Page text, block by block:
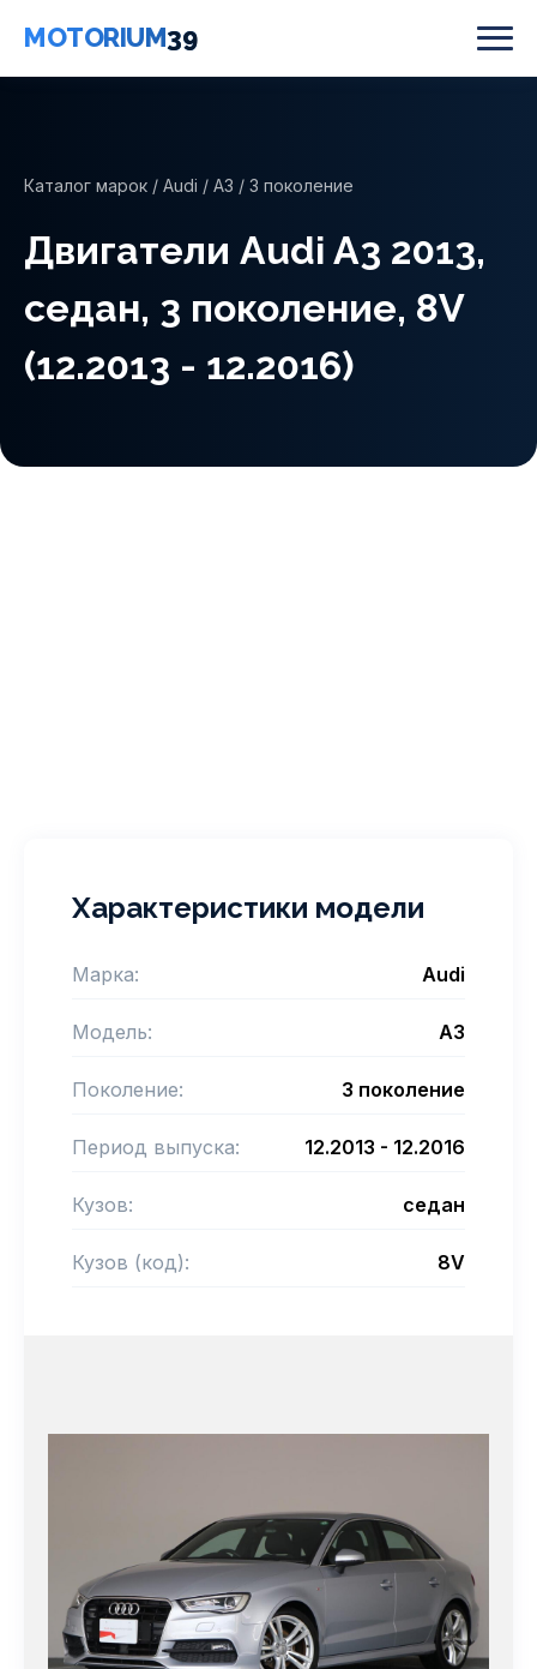
MOTORIUM39
Каталог марок / Audi / A3 / 3 поколение
Двигатели Audi A3 2013,
седан, 3 поколение, 8V
(12.2013 - 12.2016)
Характеристики модели
Марка: Audi
Модель: A3
Поколение: 3 поколение
Период выпуска: 12.2013 - 12.2016
Кузов: седан
Кузов (код): 8V